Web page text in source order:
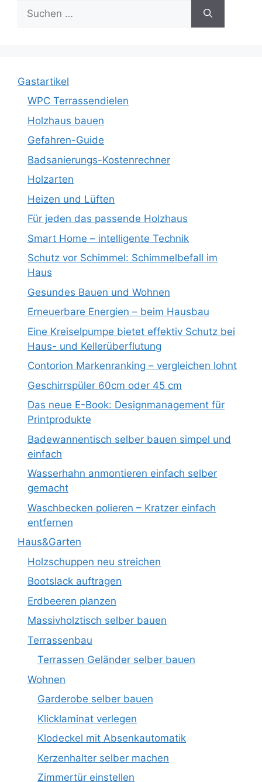
nach:
Gastartikel
WPC Terrassendielen
Holzhaus bauen
Gefahren-Guide
Badsanierungs-Kostenrechner
Holzarten
Heizen und Lüften
Für jeden das passende Holzhaus
Smart Home – intelligente Technik
Schutz vor Schimmel: Schimmelbefall im
Haus
Gesundes Bauen und Wohnen
Erneuerbare Energien – beim Hausbau
Eine Kreiselpumpe bietet effektiv Schutz bei
Haus- und Kellerüberflutung
Contorion Markenranking – vergleichen lohnt
Geschirrspüler 60cm oder 45 cm
Das neue E-Book: Designmanagement für
Printprodukte
Badewannentisch selber bauen simpel und
einfach
Wasserhahn anmontieren einfach selber
gemacht
Waschbecken polieren – Kratzer einfach
entfernen
Haus&Garten
Holzschuppen neu streichen
Bootslack auftragen
Erdbeeren planzen
Massivholztisch selber bauen
Terrassenbau
Terrassen Geländer selber bauen
Wohnen
Garderobe selber bauen
Klicklaminat verlegen
Klodeckel mit Absenkautomatik
Kerzenhalter selber machen
Zimmertür einstellen